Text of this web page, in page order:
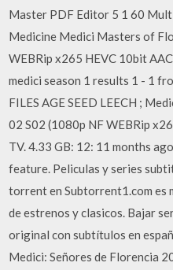
Master PDF Editor 5 1 60
Medicine Medici Masters of
WEBRip x265 HEVC 10bit
medici season 1 results 1 - 1
FILES AGE SEED LEECH ;
02 S02 (1080p NF WEBRip
TV. 4.33 GB: 12: 11 months
feature. Peliculas y series
torrent en Subtorrent1.com es
de estrenos y clasicos. Bajar
original con subtítulos en
Medici: Señores de Florencia